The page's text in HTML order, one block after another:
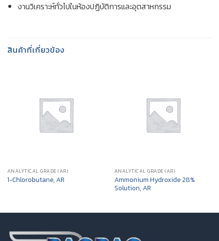
งานวิเคราะห์ทั่วไปในห้องปฏิบัติการและอุตสาหกรรม
สินค้าที่เกี่ยวข้อง
ANALYTICAL GRADE (AR)
1-Chlorobutane, AR
ANALYTICAL GRADE (AR)
Ammonium Hydroxide 28%
Solution, AR